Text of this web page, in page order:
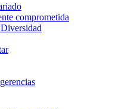
comprometida